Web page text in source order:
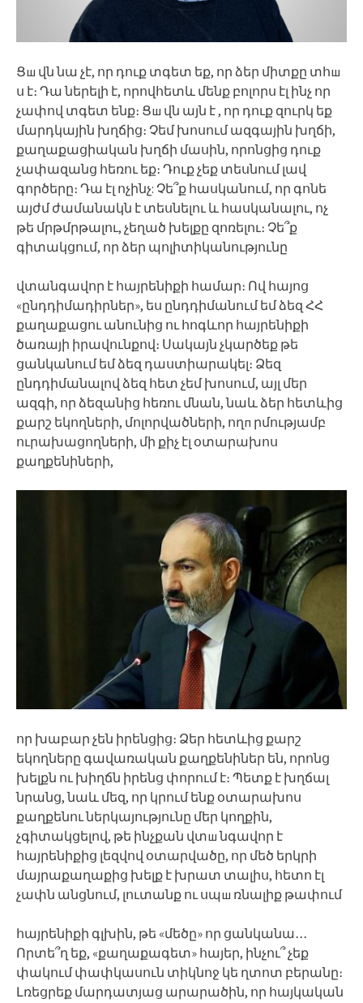
Ցш վն նա չէ, որ դուք տգետ եք, որ ձեր միտքը տհш
ս է։ Դա ներելի է, որովհետև մենք բոլորս էլ ինչ որ
չափով տգետ ենք։ Ցш վն այն է , որ դուք զուրկ եք
մարդկային խղճից։ Չեմ խոսում ազգային խղճի,
քաղաքացիական խղճի մասին, որոնցից դուք
չափազանց հեռու եք։ Դուք չեք տեսնում լավ
գործերը։ Դա էլ ոչինչ: Չե՞ք հասկանում, որ գոնե
այժմ ժամանակն է տեսնելու և հասկանալու, ոչ
թե մրթմրթալու, չեղած խելքը զոռելու։ Չե՞ք
գիտակցում, որ ձեր պոլիտիկանությունը
վտանգավոր է հայրենիքի համար։ Ով հայոց
«ընդդիմադիրներ», ես ընդդիմանում եմ ձեզ ՀՀ
քաղաքացու անունից ու հոգևոր հայրենիքի
ծառայի իրավունքով։ Սակայն չկարծեք թե
ցանկանում եմ ձեզ դաստիարակել։ Ձեզ
ընդդիմանալով ձեզ հետ չեմ խոսում, այլ մեր
ազգի, որ ձեզանից հեռու մնան, նաև ձեր հետևից
քարշ եկողների, մոլորվածների, ողп րմությամբ
ուրախացողների, մի քիչ էլ օտարախոս
քաղքենիների,
որ խաբար չեն իրենցից։ Ձեր հետևից քարշ
եկողները գավառական քաղքենիներ են, որոնց
խելքն ու խիղճն իրենց փորում է։ Պետք է խղճալ
նրանց, նաև մեզ, որ կրում ենք օտարախոս
քաղքենու ներկայությունը մեր կողքին,
չգիտակցելով, թե ինչքան վտш նգավոր է
հայրենիքից լեզվով օտարվածը, որ մեծ երկրի
մայրաքաղաքից խելք է խրատ տալիս, հետո էլ
չափն անցնում, լուտանք ու սպш ռնալիք թափում
հայրենիքի գլխին, թե «մեծը» որ ցանկանա․․․
Որտե՞ղ եք, «քաղաքագետ» հայեր, ինչու՞ չեք
փակում փափկասուն տիկնոջ կե ղտոտ բերանը։
Լռեցրեք մարդատյաց արարածին, որ հայկական